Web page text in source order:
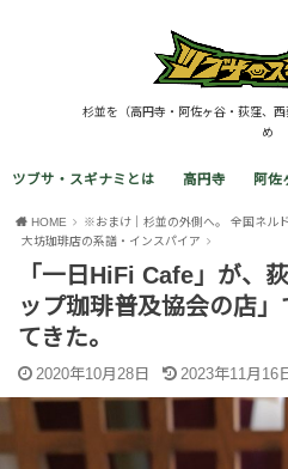
杉並を（高円寺・阿佐ヶ谷・荻窪、
め
ツブサ・スギナミとは 高円寺 阿佐
HOME
※おまけ｜杉並の外側へ。 全国ネル
大坊珈琲店の系譜・インスパイア
「一日HiFi Cafe」が、
ップ珈琲普及協会の店
てきた。
2020年10月28日 2023年11月16